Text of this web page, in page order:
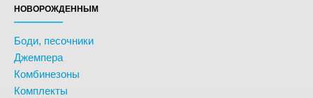
НОВОРОЖДЕННЫМ
Боди, песочники
Джемпера
Комбинезоны
Комплекты